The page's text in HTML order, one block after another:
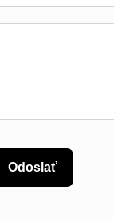
Odoslať